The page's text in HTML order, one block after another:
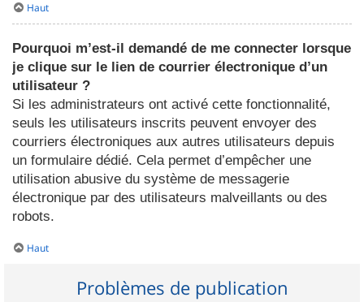
Haut
Pourquoi m’est-il demandé de me connecter lorsque
je clique sur le lien de courrier électronique d’un
utilisateur ?
Si les administrateurs ont activé cette fonctionnalité,
seuls les utilisateurs inscrits peuvent envoyer des
courriers électroniques aux autres utilisateurs depuis
un formulaire dédié. Cela permet d’empêcher une
utilisation abusive du système de messagerie
électronique par des utilisateurs malveillants ou des
robots.
Haut
Problèmes de publication